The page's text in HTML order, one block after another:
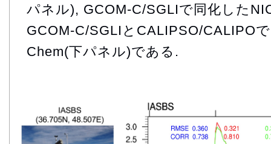
パネル), GCOM-C/SGLIで同化した
GCOM-C/SGLIとCALIPSO/CALIPO
Chem(下パネル)である.